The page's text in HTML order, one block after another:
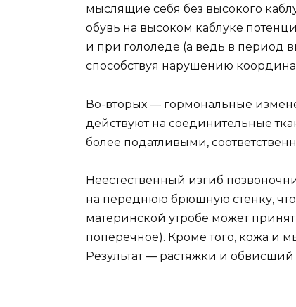
мыслящие себя без высокого
обувь на высоком каблуке
и при гололеде (а ведь в период
способствуя нарушению
Во-вторых — гормональные
действуют на соединительные
более податливыми,
Неестественный изгиб
на переднюю брюшную стенку,
материнской утробе может
поперечное). Кроме того, кожа и
Результат — растяжки и обвисший